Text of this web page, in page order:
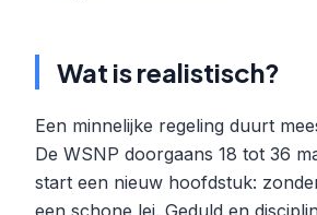
Wat is realistisch?
Een minnelijke regeling duurt
De WSNP doorgaans 18 tot 36
start een nieuw hoofdstuk:
een schone lei. Geduld en